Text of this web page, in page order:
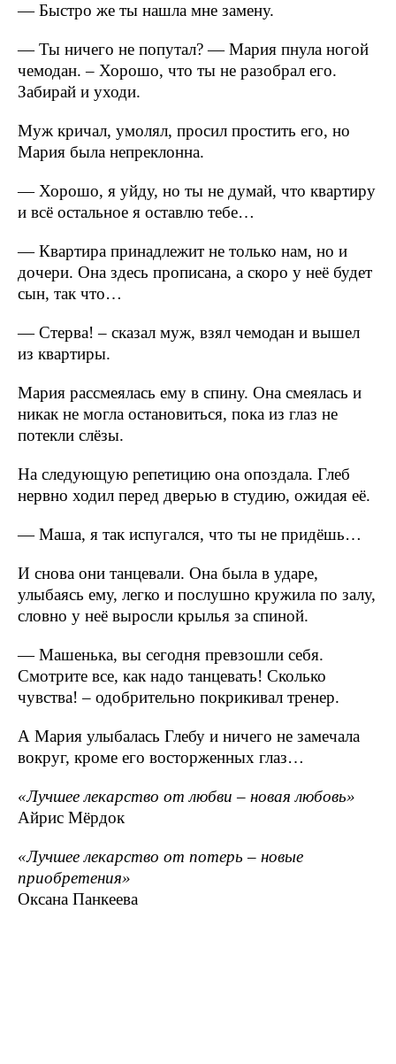
— Быстро же ты нашла мне замену.
— Ты ничего не попутал? — Мария пнула ногой
чемодан. – Хорошо, что ты не разобрал его.
Забирай и уходи.
Муж кричал, умолял, просил простить его, но
Мария была непреклонна.
— Хорошо, я уйду, но ты не думай, что квартиру
и всё остальное я оставлю тебе…
— Квартира принадлежит не только нам, но и
дочери. Она здесь прописана, а скоро у неё будет
сын, так что…
— Стерва! – сказал муж, взял чемодан и вышел
из квартиры.
Мария рассмеялась ему в спину. Она смеялась и
никак не могла остановиться, пока из глаз не
потекли слёзы.
На следующую репетицию она опоздала. Глеб
нервно ходил перед дверью в студию, ожидая её.
— Маша, я так испугался, что ты не придёшь…
И снова они танцевали. Она была в ударе,
улыбаясь ему, легко и послушно кружила по залу,
словно у неё выросли крылья за спиной.
— Машенька, вы сегодня превзошли себя.
Смотрите все, как надо танцевать! Сколько
чувства! – одобрительно покрикивал тренер.
А Мария улыбалась Глебу и ничего не замечала
вокруг, кроме его восторженных глаз…
«Лучшее лекарство от любви – новая любовь»
Айрис Мёрдок
«Лучшее лекарство от потерь – новые
приобретения»
Оксана Панкеева